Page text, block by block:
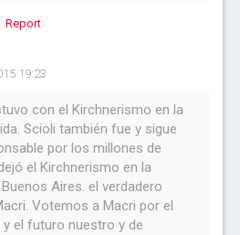
Report
19:23
con el Kirchnerismo en la
Scioli también fue y sigue
por los millones de
el Kirchnerismo en la
Aires. el verdadero
Votemos a Macri por el
y el futuro nuestro y de